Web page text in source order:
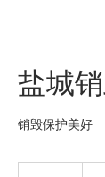
盐城
销毁保护美好